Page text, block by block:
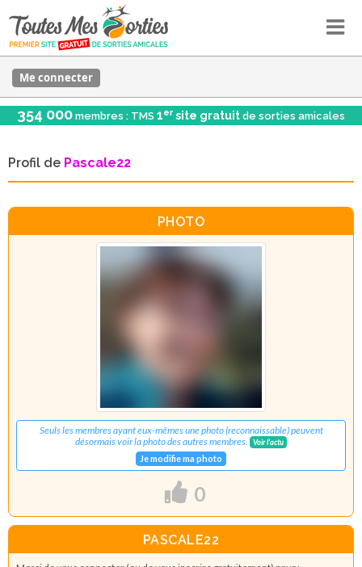
Me connecter
354 000 membres : TMS 1er site gratuit de sorties amicales
Profil de Pascale22
PHOTO
Seuls les membres ayant eux-mêmes une photo (reconnaissable) peuvent
désormais voir la photo des autres membres.
Voir l'actu
Je modifie ma photo
0
PASCALE22